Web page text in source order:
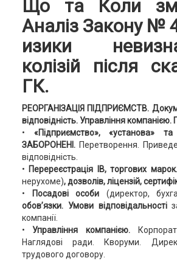
Що та Коли
Аналіз Закону №
изики
колізій після
ГК.
РЕОРГАНІЗАЦІЯ ПІДПРИЄМСТВ.
відповідність. Управління
• «Підприємство», «установа»
ЗАБОРОНЕНІ. Перетворення.
відповідність.
• Перереєстрація ІВ, торгових
нерухоме), дозволів, ліцензій,
•
Посадові особи (директор,
обов’язки. Умови відповідальності
компанії.
• Управління компанією.
Наглядові ради. Кворуми.
трудового договору.